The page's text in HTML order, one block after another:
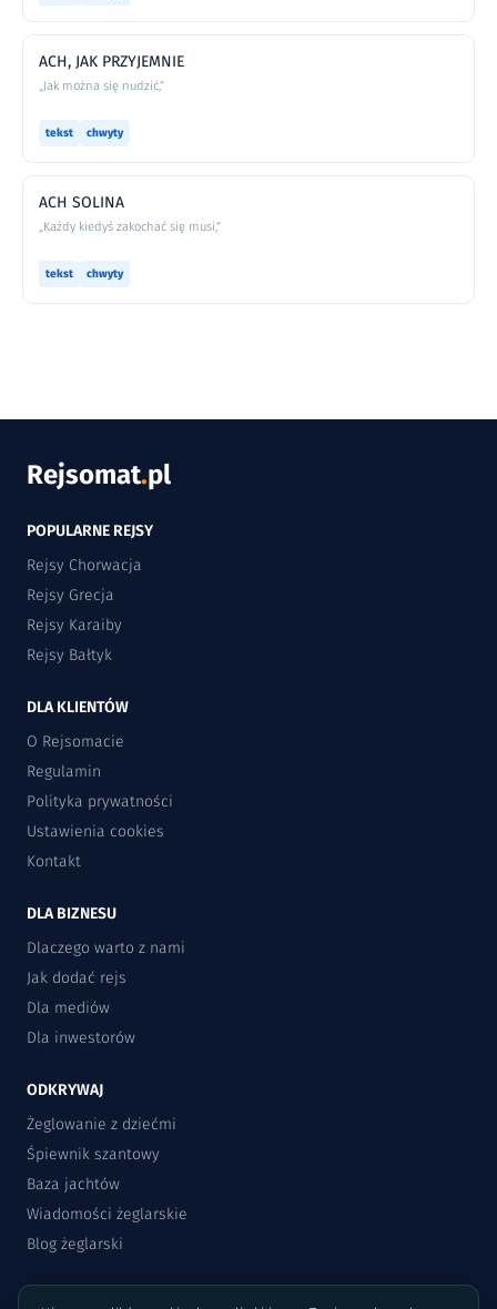
ACH, JAK PRZYJEMNIE
„Jak można się nudzić,”
tekst chwyty
ACH SOLINA
„Każdy kiedyś zakochać się musi,”
tekst chwyty
Rejsomat.pl
POPULARNE REJSY
Rejsy Chorwacja
Rejsy Grecja
Rejsy Karaiby
Rejsy Bałtyk
DLA KLIENTÓW
O Rejsomacie
Regulamin
Polityka prywatności
Ustawienia cookies
Kontakt
DLA BIZNESU
Dlaczego warto z nami
Jak dodać rejs
Dla mediów
Dla inwestorów
ODKRYWAJ
Żeglowanie z dziećmi
Śpiewnik szantowy
Baza jachtów
Wiadomości żeglarskie
Blog żeglarski